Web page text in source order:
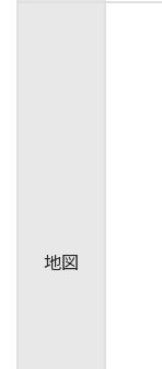
地図